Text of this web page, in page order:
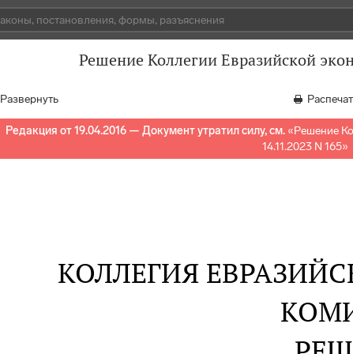
Решение Коллегии Евразийской
Развернуть
Редакция от 19.04.2016 — Документ утратил силу, см.«Решение
14.11.2023 N 165»
КОЛЛЕГИЯ